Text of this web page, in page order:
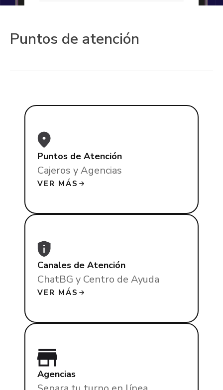
Puntos de atención
Puntos de Atención
Cajeros y Agencias
VER MÁS
Canales de Atención
ChatBG y Centro de Ayuda
VER MÁS
Agencias